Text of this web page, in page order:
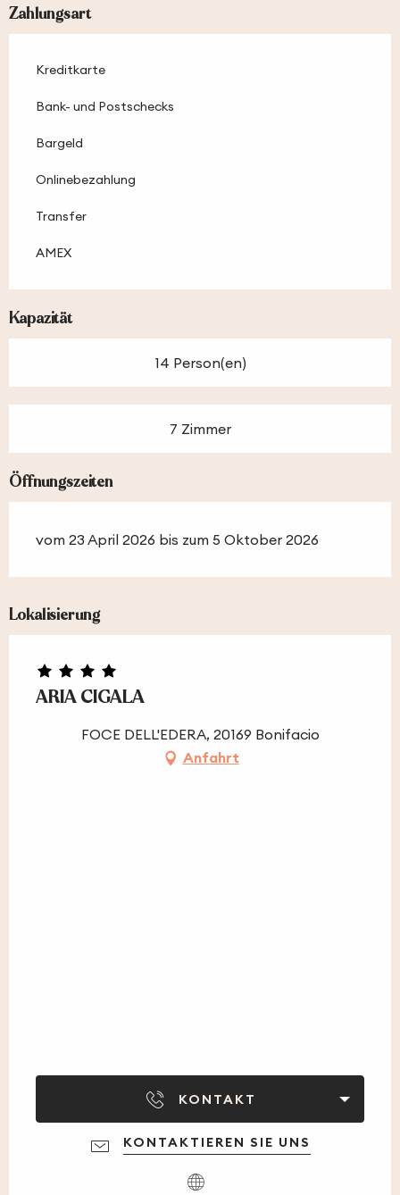
Zahlungsart
Kreditkarte
Bank- und Postschecks
Bargeld
Onlinebezahlung
Transfer
AMEX
Kapazität
14 Person(en)
7 Zimmer
Öffnungszeiten
vom 23 April 2026 bis zum 5 Oktober 2026
Lokalisierung
ARIA CIGALA
FOCE DELL'EDERA, 20169 Bonifacio
Anfahrt
KONTAKT
KONTAKTIEREN SIE UNS